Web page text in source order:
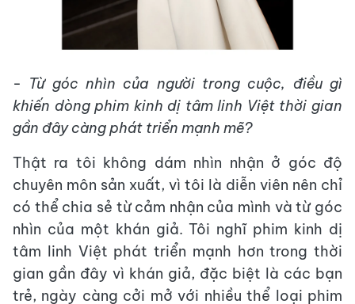
- Từ góc nhìn của người trong cuộc, điều gì
khiến dòng phim kinh dị tâm linh Việt thời gian
gần đây càng phát triển mạnh mẽ?
Thật ra tôi không dám nhìn nhận ở góc độ
chuyên môn sản xuất, vì tôi là diễn viên nên chỉ
có thể chia sẻ từ cảm nhận của mình và từ góc
nhìn của một khán giả. Tôi nghĩ phim kinh dị
tâm linh Việt phát triển mạnh hơn trong thời
gian gần đây vì khán giả, đặc biệt là các bạn
trẻ, ngày càng cởi mở với nhiều thể loại phim